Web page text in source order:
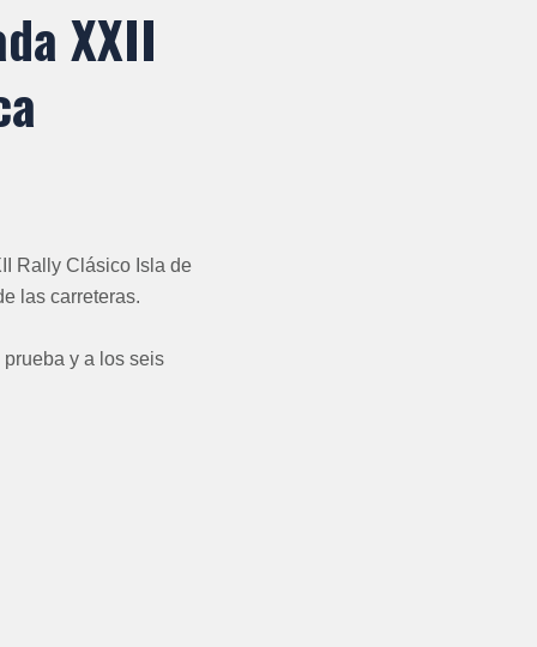
XXII
Rally Clásico Isla de
las carreteras.
y a los seis